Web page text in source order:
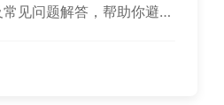
见问题解答，帮助你避免